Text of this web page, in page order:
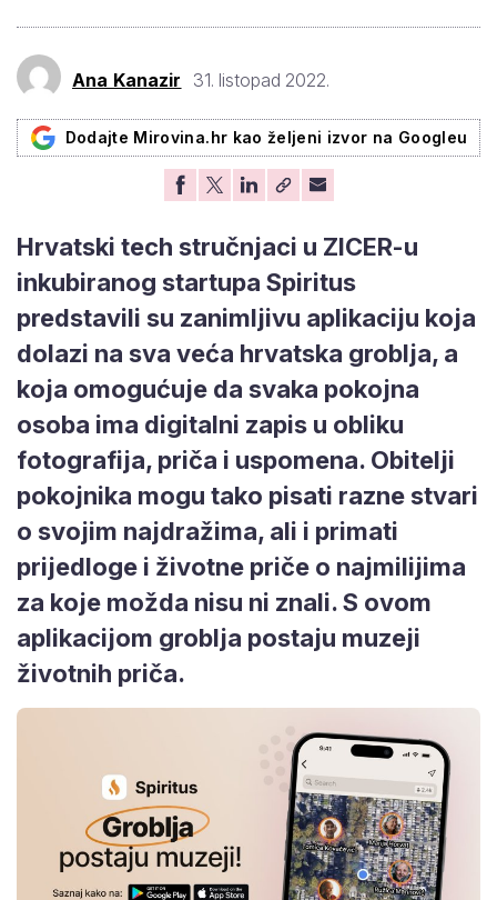
Ana Kanazir 31. listopad 2022.
Dodajte Mirovina.hr kao željeni izvor na Googleu
Hrvatski tech stručnjaci u ZICER-u
inkubiranog startupa Spiritus
predstavili su zanimljivu aplikaciju koja
dolazi na sva veća hrvatska groblja, a
koja omogućuje da svaka pokojna
osoba ima digitalni zapis u obliku
fotografija, priča i uspomena. Obitelji
pokojnika mogu tako pisati razne stvari
o svojim najdražima, ali i primati
prijedloge i životne priče o najmilijima
za koje možda nisu ni znali. S ovom
aplikacijom groblja postaju muzeji
životnih priča.